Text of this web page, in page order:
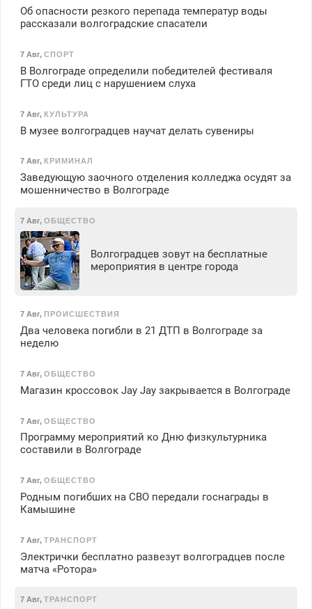
Об опасности резкого перепада температур воды
рассказали волгоградские спасатели
7 Авг, СПОРТ
В Волгограде определили победителей фестиваля
ГТО среди лиц с нарушением слуха
7 Авг, КУЛЬТУРА
В музее волгоградцев научат делать сувениры
7 Авг, КРИМИНАЛ
Заведующую заочного отделения колледжа осудят за
мошенничество в Волгограде
7 Авг, ОБЩЕСТВО
Волгоградцев зовут на бесплатные
мероприятия в центре города
7 Авг, ПРОИСШЕСТВИЯ
Два человека погибли в 21 ДТП в Волгограде за
неделю
7 Авг, ОБЩЕСТВО
Магазин кроссовок Jay Jay закрывается в Волгограде
7 Авг, ОБЩЕСТВО
Программу мероприятий ко Дню физкультурника
составили в Волгограде
7 Авг, ОБЩЕСТВО
Родным погибших на СВО передали госнаграды в
Камышине
7 Авг, ТРАНСПОРТ
Электрички бесплатно развезут волгоградцев после
матча «Ротора»
7 Авг, ТРАНСПОРТ